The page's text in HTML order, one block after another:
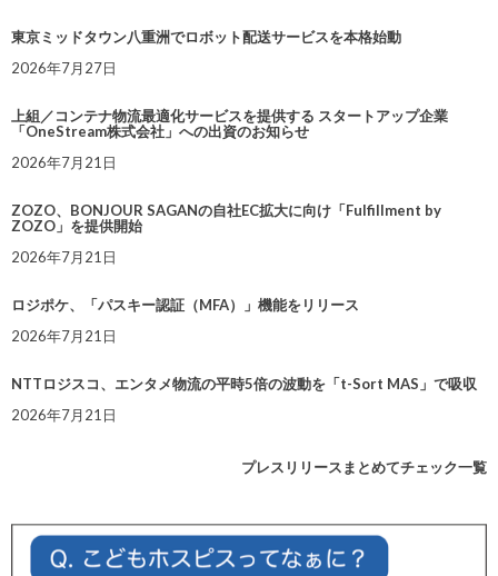
東京ミッドタウン八重洲でロボット配送サービスを本格始動
2026年7月27日
上組／コンテナ物流最適化サービスを提供する スタートアップ企業
「OneStream株式会社」への出資のお知らせ
2026年7月21日
ZOZO、BONJOUR SAGANの自社EC拡大に向け「Fulfillment by
ZOZO」を提供開始
2026年7月21日
ロジポケ、「パスキー認証（MFA）」機能をリリース
2026年7月21日
NTTロジスコ、エンタメ物流の平時5倍の波動を「t-Sort MAS」で吸収
2026年7月21日
プレスリリースまとめてチェック一覧